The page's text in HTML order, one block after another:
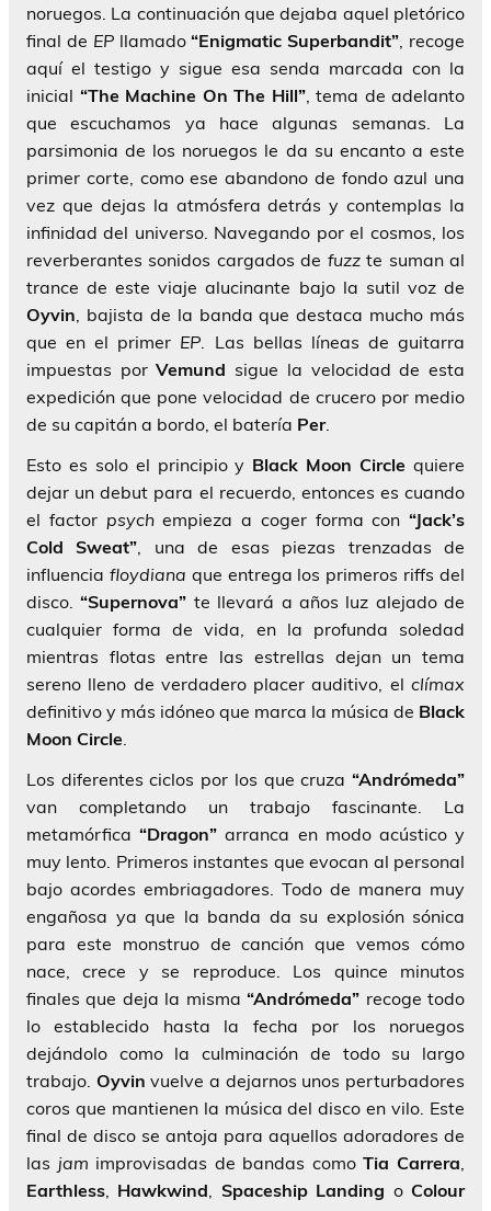
noruegos. La continuación que dejaba aquel pletórico
final de EPllamado“Enigmatic Superbandit” , recoge
aquí el testigo y sigue esa senda marcada con la
inicial “The Machine On The Hill”, tema de adelanto
que escuchamos ya hace algunas semanas. La
parsimonia de los noruegos le da su encanto a este
primer corte, como ese abandono de fondo azul una
vez que dejas la atmósfera detrás y contemplas la
infinidad del universo. Navegando por el cosmos, los
reverberantes sonidos cargados de fuzzte suman al
trance de este viaje alucinante bajo la sutil voz de
Oyvin , bajista de la banda que destaca mucho más
que en el primer EP . Las bellas líneas de guitarra
impuestas porVemund sigue la velocidad de esta
expedición que pone velocidad de crucero por medio
de su capitán a bordo, el batería Per.
Esto es solo el principio y Black Moon Circle quiere
dejar un debut para el recuerdo, entonces es cuando
el factor psychempieza a coger forma con “Jack’s
Cold Sweat” , una de esas piezas trenzadas de
influencia floydiana que entrega los primeros riffs del
disco.“Supernova” te llevará a años luz alejado de
cualquier forma de vida, en la profunda soledad
mientras flotas entre las estrellas dejan un tema
sereno lleno de verdadero placer auditivo, el clímax
definitivo y más idóneo que marca la música de Black
Moon Circle
Los diferentes ciclos por los que cruza “Andrómeda”
van completando un trabajo fascinante. La
metamórfica“Dragon” arranca en modo acústico y
muy lento. Primeros instantes que evocan al personal
bajo acordes embriagadores. Todo de manera muy
engañosa ya que la banda da su explosión sónica
para este monstruo de canción que vemos cómo
nace, crece y se reproduce. Los quince minutos
finales que deja la misma“Andrómeda” recoge todo
lo establecido hasta la fecha por los noruegos
dejándolo como la culminación de todo su largo
trabajo. Oyvin vuelve a dejarnos unos perturbadores
coros que mantienen la música del disco en vilo. Este
final de disco se antoja para aquellos adoradores de
las jam improvisadas de bandas comoTia Carrera
Earthless Hawkwind Spaceship Landing oColour